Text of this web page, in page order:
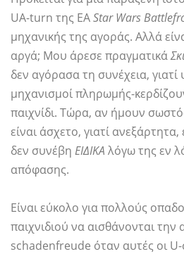
UA-turn της EAStar Wars
μηχανικής της αγοράς. Αλλά
αργά; Μου άρεσε πραγματικά
δεν αγόρασα τη συνέχεια, γιατί
μηχανισμοί πληρωμής-
παιχνίδι. Τώρα, αν ήμουν
είναι άσχετο, γιατί
δεν συνέβη ΕΙΔΙΚΑ λόγω της εν
απόφασης.
Είναι εύκολο για πολλούς
παιχνιδιού να αισθάνονται την
schadenfreude όταν αυτές οι